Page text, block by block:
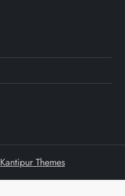
Kantipur Themes